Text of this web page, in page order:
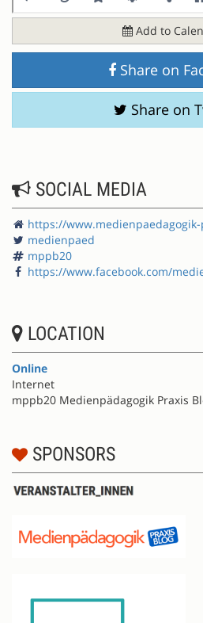
Add to
Share on
Share on
SOCIAL MEDIA
https://
medienpaed
mppb20
https://www.facebook.com/
LOCATION
Online
Internet
mppb20 Medienpädagogik Praxis
SPONSORS